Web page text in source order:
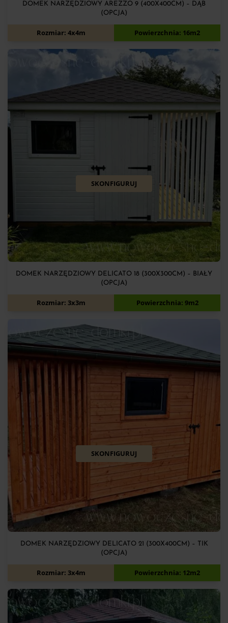
DOMEK NARZĘDZIOWY AREZZO 9 (400X400CM) – DĄB
(OPCJA)
11 040zł
Rozmiar: 4x4m Powierzchnia: 16m2
SKONFIGURUJ
DOMEK NARZĘDZIOWY DELICATO 18 (300X300CM) – BIAŁY
(OPCJA)
6 900zł
Rozmiar: 3x3m Powierzchnia: 9m2
SKONFIGURUJ
DOMEK NARZĘDZIOWY DELICATO 21 (300X400CM) – TIK
(OPCJA)
7 900zł
Rozmiar: 3x4m Powierzchnia: 12m2